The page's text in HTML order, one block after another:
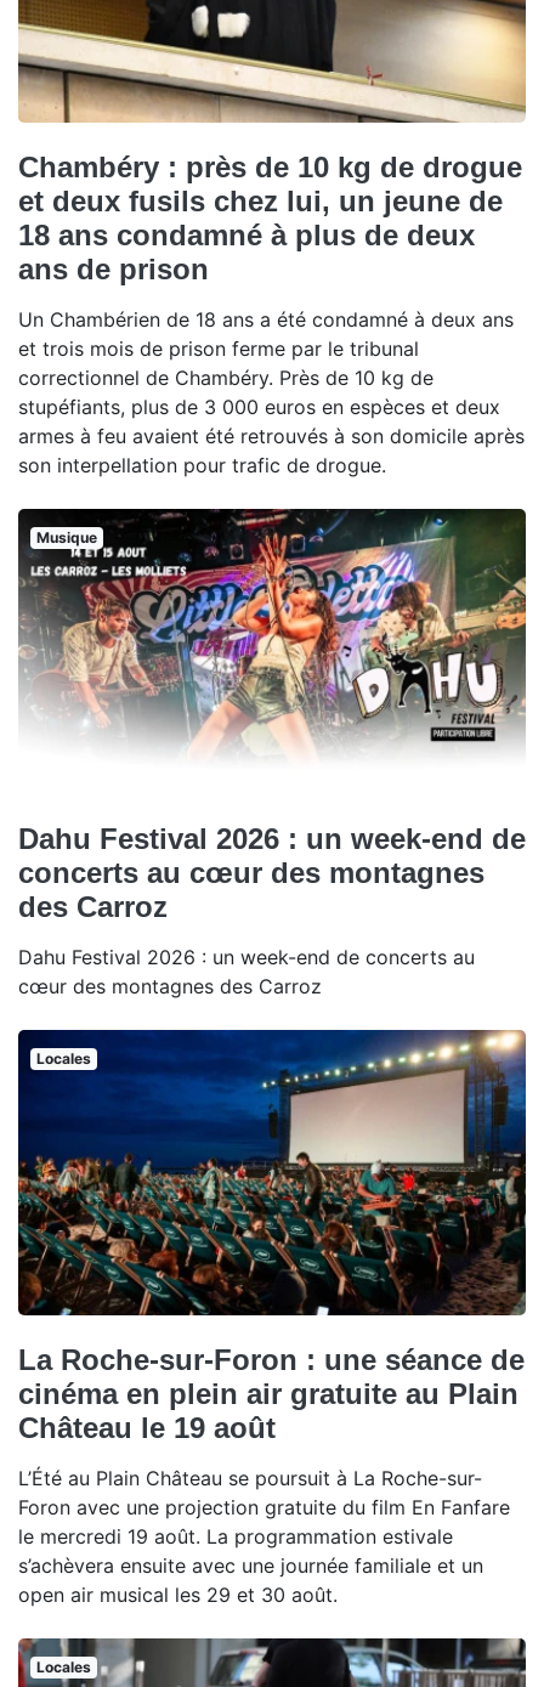
Chambéry : près de 10 kg de drogue
et deux fusils chez lui, un jeune de
18 ans condamné à plus de deux
ans de prison
Un Chambérien de 18 ans a été condamné à deux ans
et trois mois de prison ferme par le tribunal
correctionnel de Chambéry. Près de 10 kg de
stupéfiants, plus de 3 000 euros en espèces et deux
armes à feu avaient été retrouvés à son domicile après
son interpellation pour trafic de drogue.
Musique
Dahu Festival 2026 : un week-end de
concerts au cœur des montagnes
des Carroz
Dahu Festival 2026 : un week-end de concerts au
cœur des montagnes des Carroz
Locales
La Roche-sur-Foron : une séance de
cinéma en plein air gratuite au Plain
Château le 19 août
L’Été au Plain Château se poursuit à La Roche-sur-
Foron avec une projection gratuite du film En Fanfare
le mercredi 19 août. La programmation estivale
s’achèvera ensuite avec une journée familiale et un
open air musical les 29 et 30 août.
Locales